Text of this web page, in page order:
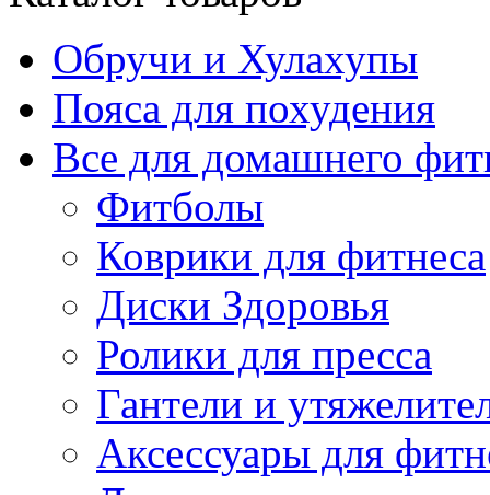
Обручи и Хулахупы
Пояса для похудения
Все для домашнего
Фитболы
Коврики для фитнеса
Диски Здоровья
Ролики для пресса
Гантели и
Аксессуары для